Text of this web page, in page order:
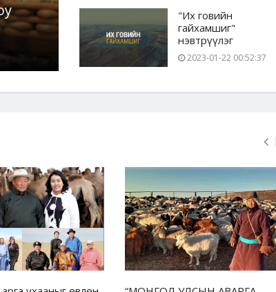
"Их говийн
гайхамшиг"
нэвтрүүлэг
2023-01-22 00:52:37